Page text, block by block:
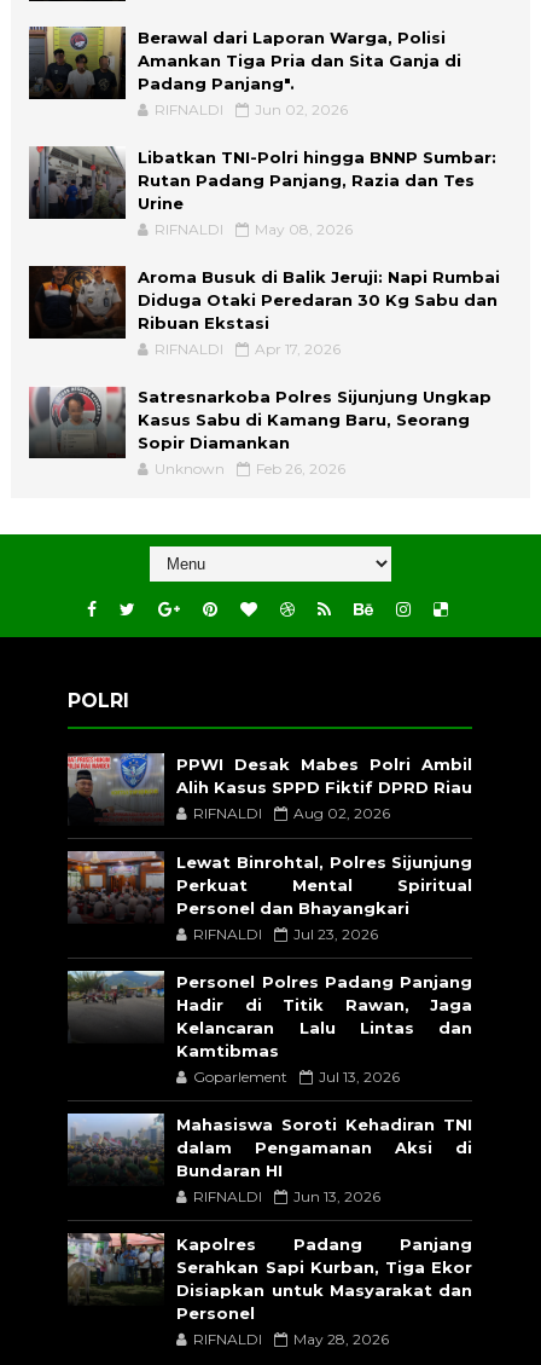
Berawal dari Laporan Warga, Polisi
Amankan Tiga Pria dan Sita Ganja di
Padang Panjang".
RIFNALDI Jun 02, 2026
Libatkan TNI-Polri hingga BNNP Sumbar:
Rutan Padang Panjang, Razia dan Tes
Urine
RIFNALDI May 08, 2026
Aroma Busuk di Balik Jeruji: Napi Rumbai
Diduga Otaki Peredaran 30 Kg Sabu dan
Ribuan Ekstasi
RIFNALDI Apr 17, 2026
Satresnarkoba Polres Sijunjung Ungkap
Kasus Sabu di Kamang Baru, Seorang
Sopir Diamankan
Unknown Feb 26, 2026
POLRI
PPWI Desak Mabes Polri Ambil
Alih Kasus SPPD Fiktif DPRD Riau
RIFNALDI Aug 02, 2026
Lewat Binrohtal, Polres Sijunjung
Perkuat Mental Spiritual
Personel dan Bhayangkari
RIFNALDI Jul 23, 2026
Personel Polres Padang Panjang
Hadir di Titik Rawan, Jaga
Kelancaran Lalu Lintas dan
Kamtibmas
Goparlement Jul 13, 2026
Mahasiswa Soroti Kehadiran TNI
dalam Pengamanan Aksi di
Bundaran HI
RIFNALDI Jun 13, 2026
Kapolres Padang Panjang
Serahkan Sapi Kurban, Tiga Ekor
Disiapkan untuk Masyarakat dan
Personel
RIFNALDI May 28, 2026